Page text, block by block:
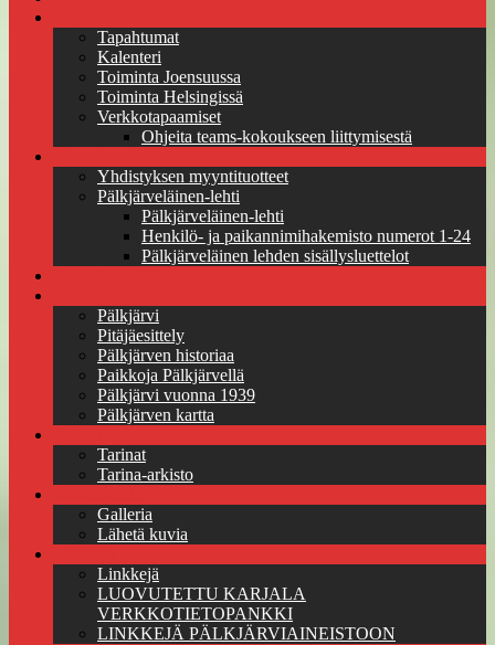
Tapahtumat
Kalenteri
Toiminta Joensuussa
Toiminta Helsingissä
Verkkotapaamiset
Ohjeita teams-kokoukseen liittymisestä
Yhdistyksen myyntituotteet
Pälkjärveläinen-lehti
Pälkjärveläinen-lehti
Henkilö- ja paikannimihakemisto numerot 1-24
Pälkjärveläinen lehden sisällysluettelot
Pälkjärvi
Pitäjäesittely
Pälkjärven historiaa
Paikkoja Pälkjärvellä
Pälkjärvi vuonna 1939
Pälkjärven kartta
Tarinat
Tarina-arkisto
Galleria
Lähetä kuvia
Linkkejä
LUOVUTETTU KARJALA
VERKKOTIETOPANKKI
LINKKEJÄ PÄLKJÄRVIAINEISTOON